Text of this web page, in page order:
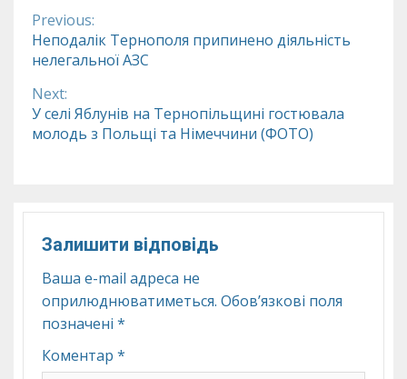
Continue
Reading
Previous:
Неподалік Тернополя припинено діяльність
нелегальної АЗС
Next:
У селі Яблунів на Тернопільщині гостювала
молодь з Польщі та Німеччини (ФОТО)
Залишити відповідь
Ваша e-mail адреса не
оприлюднюватиметься. Обов’язкові поля
позначені *
Коментар *